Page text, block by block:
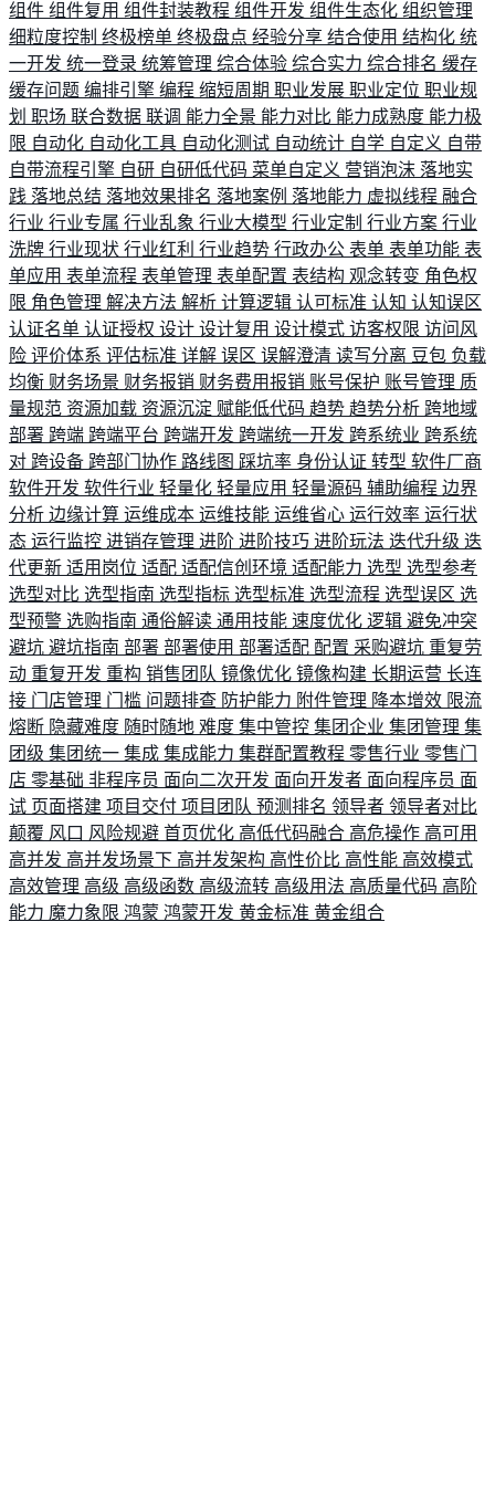
组件 组件复用 组件封装教程 组件开发 组件生态化 组织管理
细粒度控制 终极榜单 终极盘点 经验分享 结合使用 结构化 统
一开发 统一登录 统筹管理 综合体验 综合实力 综合排名 缓存
缓存问题 编排引擎 编程 缩短周期 职业发展 职业定位 职业规
划 职场 联合数据 联调 能力全景 能力对比 能力成熟度 能力极
限 自动化 自动化工具 自动化测试 自动统计 自学 自定义 自带
自带流程引擎 自研 自研低代码 菜单自定义 营销泡沫 落地实
践 落地总结 落地效果排名 落地案例 落地能力 虚拟线程 融合
行业 行业专属 行业乱象 行业大模型 行业定制 行业方案 行业
洗牌 行业现状 行业红利 行业趋势 行政办公 表单 表单功能 表
单应用 表单流程 表单管理 表单配置 表结构 观念转变 角色权
限 角色管理 解决方法 解析 计算逻辑 认可标准 认知 认知误区
认证名单 认证授权 设计 设计复用 设计模式 访客权限 访问风
险 评价体系 评估标准 详解 误区 误解澄清 读写分离 豆包 负载
均衡 财务场景 财务报销 财务费用报销 账号保护 账号管理 质
量规范 资源加载 资源沉淀 赋能低代码 趋势 趋势分析 跨地域
部署 跨端 跨端平台 跨端开发 跨端统一开发 跨系统业 跨系统
对 跨设备 跨部门协作 路线图 踩坑率 身份认证 转型 软件厂商
软件开发 软件行业 轻量化 轻量应用 轻量源码 辅助编程 边界
分析 边缘计算 运维成本 运维技能 运维省心 运行效率 运行状
态 运行监控 进销存管理 进阶 进阶技巧 进阶玩法 迭代升级 迭
代更新 适用岗位 适配 适配信创环境 适配能力 选型 选型参考
选型对比 选型指南 选型指标 选型标准 选型流程 选型误区 选
型预警 选购指南 通俗解读 通用技能 速度优化 逻辑 避免冲突
避坑 避坑指南 部署 部署使用 部署适配 配置 采购避坑 重复劳
动 重复开发 重构 销售团队 镜像优化 镜像构建 长期运营 长连
接 门店管理 门槛 问题排查 防护能力 附件管理 降本增效 限流
熔断 隐藏难度 随时随地 难度 集中管控 集团企业 集团管理 集
团级 集团统一 集成 集成能力 集群配置教程 零售行业 零售门
店 零基础 非程序员 面向二次开发 面向开发者 面向程序员 面
试 页面搭建 项目交付 项目团队 预测排名 领导者 领导者对比
颠覆 风口 风险规避 首页优化 高低代码融合 高危操作 高可用
高并发 高并发场景下 高并发架构 高性价比 高性能 高效模式
高效管理 高级 高级函数 高级流转 高级用法 高质量代码 高阶
能力 魔力象限 鸿蒙 鸿蒙开发 黄金标准 黄金组合